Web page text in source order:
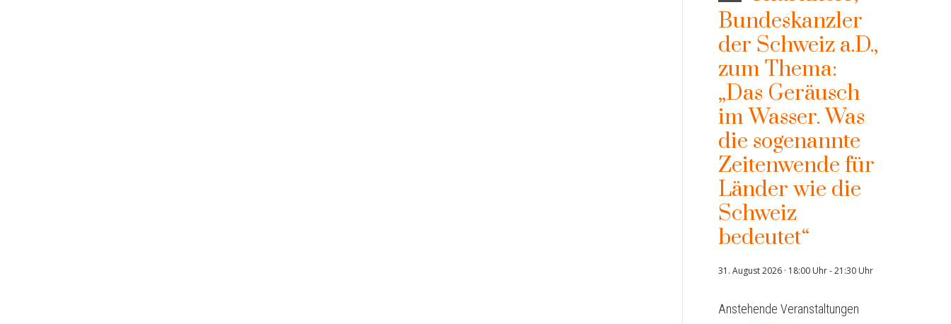
Bundeskanzler
der Schweiz a.D.,
zum Thema:
„Das Geräusch
im Wasser. Was
die sogenannte
Zeitenwende für
Länder wie die
Schweiz
bedeutet“
31. August 2026 · 18:00 Uhr-21:30 Uhr
Anstehende Veranstaltungen